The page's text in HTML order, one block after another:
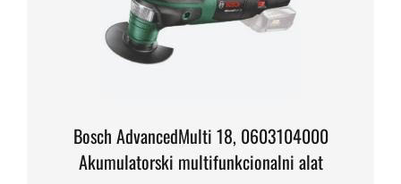
Bosch AdvancedMulti 18, 0603104000
Akumulatorski multifunkcionalni alat